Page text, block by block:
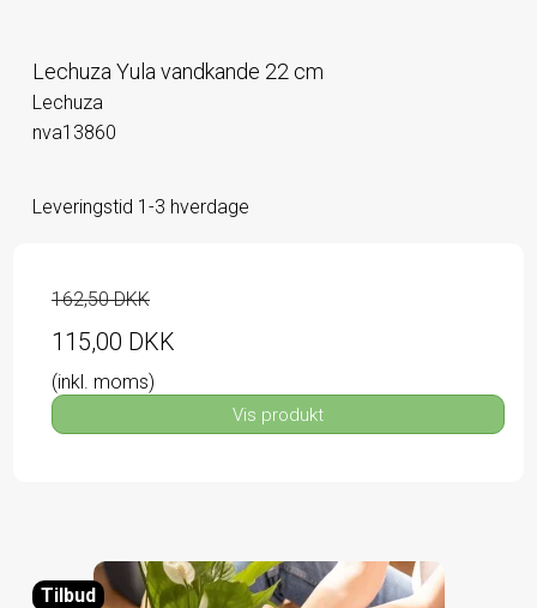
Lechuza Yula vandkande 22 cm
Lechuza
nva13860
Leveringstid 1-3 hverdage
162,50 DKK
115,00 DKK
(inkl. moms)
Vis produkt
Tilbud